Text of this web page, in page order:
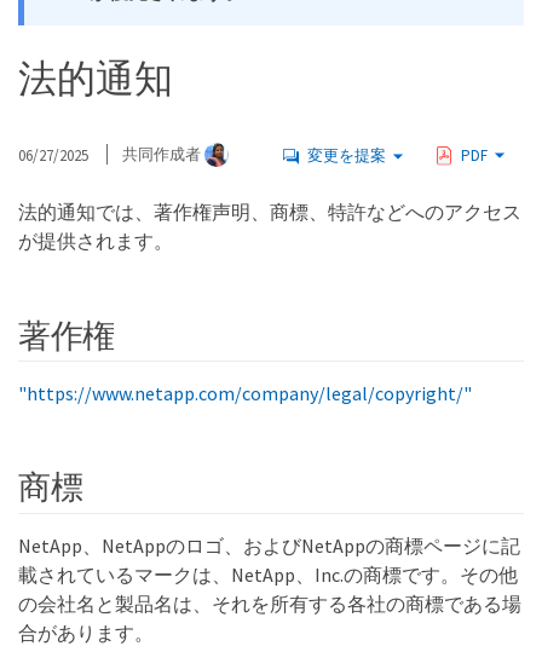
法的通知
06/27/2025 共同作成者 変更を提案 PDF
法的通知では、著作権声明、商標、特許などへのアクセス
が提供されます。
著作権
"https://www.netapp.com/company/legal/copyright/"
商標
NetApp、NetAppのロゴ、およびNetAppの商標ページに記
載されているマークは、NetApp、Inc.の商標です。その他
の会社名と製品名は、それを所有する各社の商標である場
合があります。